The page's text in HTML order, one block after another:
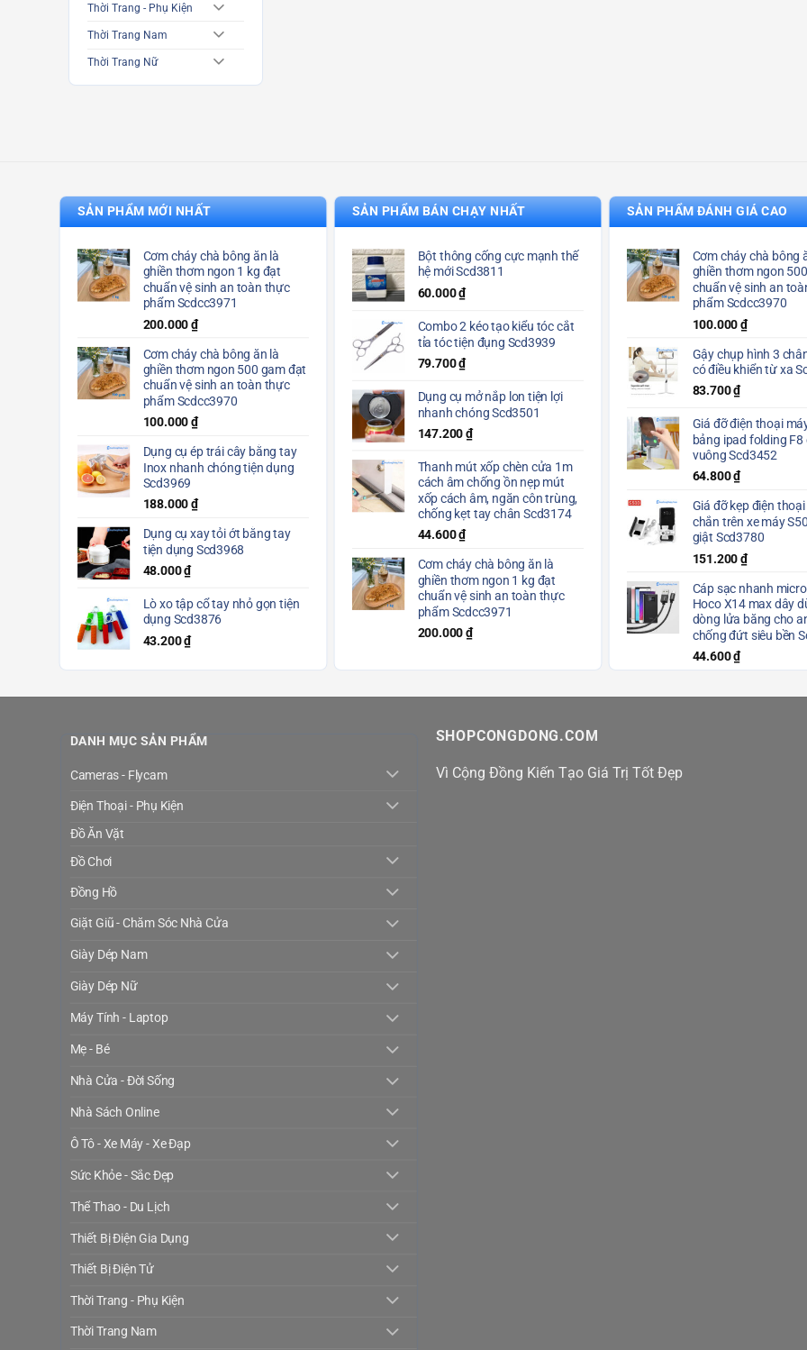
Thời Trang - Phụ Kiện
Thời Trang Nam
Thời Trang Nữ
SẢN PHẨM MỚI NHẤT
Cơm cháy chà bông ăn là
ghiền thơm ngon 1 kg đạt
chuẩn vệ sinh an toàn thực
phẩm Scdcc3971
200.000₫
Cơm cháy chà bông ăn là
ghiền thơm ngon 500 gam đạt
chuẩn vệ sinh an toàn thực
phẩm Scdcc3970
100.000₫
Dụng cụ ép trái cây bằng tay
Inox nhanh chóng tiện dụng
Scd3969
188.000₫
Dụng cụ xay tỏi ớt bằng tay
tiện dụng Scd3968
48.000₫
Lò xo tập cổ tay nhỏ gọn tiện
dụng Scd3876
43.200₫
SẢN PHẨM BÁN CHẠY NHẤT
Bột thông cống cực mạnh thế
hệ mới Scd3811
60.000₫
Combo 2 kéo tạo kiểu tóc cắt
tỉa tóc tiện đụng Scd3939
79.700₫
Dụng cụ mở nắp lon tiện lợi
nhanh chóng Scd3501
147.200₫
Thanh mút xốp chèn cửa 1m
cách âm chống ồn nẹp mút
xốp cách âm, ngăn côn trùng,
chống kẹt tay chân Scd3174
44.600₫
Cơm cháy chà bông ăn là
ghiền thơm ngon 1 kg đạt
chuẩn vệ sinh an toàn thực
phẩm Scdcc3971
200.000₫
SẢN PHẨM ĐÁNH GIÁ CAO
Cơm cháy chà bông
ghiền thơm ngon
chuẩn vệ sinh an
phẩm Scdcc3970
100.000₫
Gậy chụp hình 3
có điều khiển từ xa
83.700₫
Giá đỡ điện thoại
bảng ipad folding F8
vuông Scd3452
64.800₫
Giá đỡ kẹp điện
chắn trên xe máy
giật Scd3780
151.200₫
Cáp sạc nhanh
Hoco X14 max dây
dòng lửa băng cho
chống đứt siêu bền
44.600₫
DANH MỤC SẢN PHẨM
Cameras - Flycam
Điện Thoại - Phụ Kiện
Đồ Ăn Vặt
Đồ Chơi
Đồng Hồ
Giặt Giũ - Chăm Sóc Nhà Cửa
Giày Dép Nam
Giày Dép Nữ
Máy Tính - Laptop
Mẹ - Bé
Nhà Cửa - Đời Sống
Nhà Sách Online
Ô Tô - Xe Máy - Xe Đạp
Sức Khỏe - Sắc Đẹp
Thể Thao - Du Lịch
Thiết Bị Điện Gia Dụng
Thiết Bị Điện Tử
Thời Trang - Phụ Kiện
Thời Trang Nam
SHOPCONGDONG.COM
Vì Cộng Đồng Kiến Tạo Giá Trị Tốt Đẹp